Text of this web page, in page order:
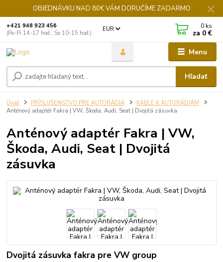
OBJEDNÁVKU NAD 80€ VÁM DORUČÍME ZADARMO
Menu
EUR
Hľadať
+421 948 923 456
(Po-Pi 14-17 hod., So 10-15 hod.)
0 ks
za 0 €
Úvod PRÍSLUŠENSTVO PRE AUTORÁDIÁ
KÁBLE K AUTORÁDIÁM
Anténový adaptér Fakra | VW, Škoda, Audi, Seat | Dvojitá zásuvka
Anténový adaptér Fakra | VW,
Škoda, Audi, Seat | Dvojitá
zásuvka
Dvojitá zásuvka fakra pre VW group